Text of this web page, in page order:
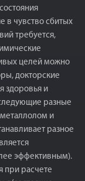
в чувство сбитых
требуется,
целей можно
докторские
здоровья и
разные
и
разное
эффективным).
при расчете